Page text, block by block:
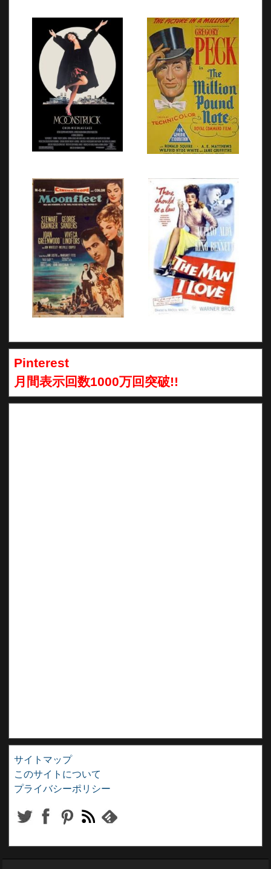
Pinterest
月間表示回数1000万回突破!!
サイトマップ
このサイトについて
プライバシーポリシー